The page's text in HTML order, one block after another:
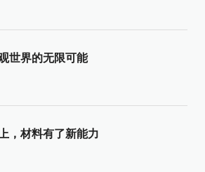
世界的无限可能
，材料有了新能力